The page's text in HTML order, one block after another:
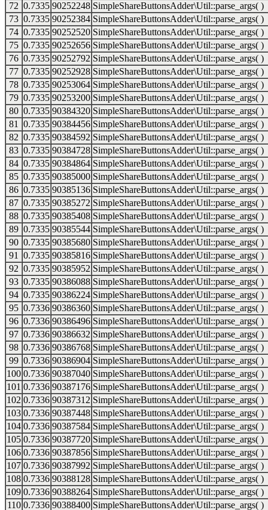
72 0.7335 90252248 SimpleShareButtonsAdder\Util::parse_args( )
73 0.7335 90252384 SimpleShareButtonsAdder\Util::parse_args( )
74 0.7335 90252520 SimpleShareButtonsAdder\Util::parse_args( )
75 0.7335 90252656 SimpleShareButtonsAdder\Util::parse_args( )
76 0.7335 90252792 SimpleShareButtonsAdder\Util::parse_args( )
77 0.7335 90252928 SimpleShareButtonsAdder\Util::parse_args( )
78 0.7335 90253064 SimpleShareButtonsAdder\Util::parse_args( )
79 0.7335 90253200 SimpleShareButtonsAdder\Util::parse_args( )
80 0.7335 90384320 SimpleShareButtonsAdder\Util::parse_args( )
81
0.7335 90384456 SimpleShareButtonsAdder\Util::parse_args( )
82 0.7335 90384592 SimpleShareButtonsAdder\Util::parse_args( )
83 0.7335 90384728 SimpleShareButtonsAdder\Util::parse_args( )
84 0.7335 90384864 SimpleShareButtonsAdder\Util::parse_args( )
85 0.7335 90385000 SimpleShareButtonsAdder\Util::parse_args( )
86 0.7335 90385136 SimpleShareButtonsAdder\Util::parse_args( )
87 0.7335 90385272 SimpleShareButtonsAdder\Util::parse_args( )
88 0.7335 90385408 SimpleShareButtonsAdder\Util::parse_args( )
89 0.7335 90385544 SimpleShareButtonsAdder\Util::parse_args( )
90 0.7335 90385680 SimpleShareButtonsAdder\Util::parse_args( )
91
0.7335 90385816 SimpleShareButtonsAdder\Util::parse_args( )
92 0.7335 90385952 SimpleShareButtonsAdder\Util::parse_args( )
93 0.7335 90386088 SimpleShareButtonsAdder\Util::parse_args( )
94 0.7335 90386224 SimpleShareButtonsAdder\Util::parse_args( )
95 0.7336 90386360 SimpleShareButtonsAdder\Util::parse_args( )
96 0.7336 90386496 SimpleShareButtonsAdder\Util::parse_args( )
97 0.7336 90386632 SimpleShareButtonsAdder\Util::parse_args( )
98 0.7336 90386768 SimpleShareButtonsAdder\Util::parse_args( )
99 0.7336 90386904 SimpleShareButtonsAdder\Util::parse_args( )
100 0.7336 90387040 SimpleShareButtonsAdder\Util::parse_args( )
101 0.7336 90387176 SimpleShareButtonsAdder\Util::parse_args( )
102 0.7336 90387312 SimpleShareButtonsAdder\Util::parse_args( )
103 0.7336 90387448 SimpleShareButtonsAdder\Util::parse_args( )
104 0.7336 90387584 SimpleShareButtonsAdder\Util::parse_args( )
105 0.7336 90387720 SimpleShareButtonsAdder\Util::parse_args( )
106 0.7336 90387856 SimpleShareButtonsAdder\Util::parse_args( )
107 0.7336 90387992 SimpleShareButtonsAdder\Util::parse_args( )
108 0.7336 90388128 SimpleShareButtonsAdder\Util::parse_args( )
109 0.7336 90388264 SimpleShareButtonsAdder\Util::parse_args( )
110 0.7336 90388400 SimpleShareButtonsAdder\Util::parse_args( )